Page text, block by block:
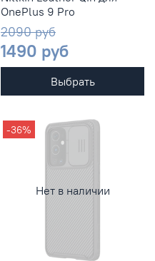
OnePlus 9 Pro
2090 руб
1490 руб
Выбрать
Нет в наличии
-36%